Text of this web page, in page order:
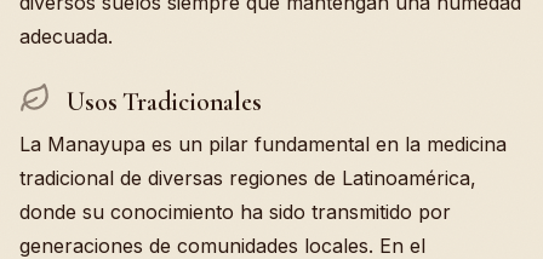
adecuada.
Usos Tradicionales
La Manayupa es un pilar fundamental en la medicina
tradicional de diversas regiones de Latinoamérica,
donde su conocimiento ha sido transmitido por
generaciones de comunidades locales. En el